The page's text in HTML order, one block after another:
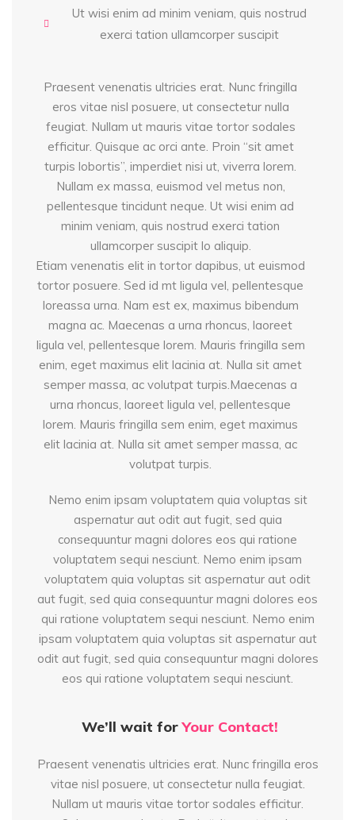
Ut wisi enim ad minim veniam, quis nostrud
exerci tation ullamcorper suscipit
Praesent venenatis ultricies erat. Nunc fringilla
eros vitae nisl posuere, ut consectetur nulla
feugiat. Nullam ut mauris vitae tortor sodales
efficitur. Quisque ac orci ante. Proin “sit amet
turpis lobortis”, imperdiet nisi ut, viverra lorem.
Nullam ex massa, euismod vel metus non,
pellentesque tincidunt neque. Ut wisi enim ad
minim veniam, quis nostrud exerci tation
ullamcorper suscipit lo aliquip.
Etiam venenatis elit in tortor dapibus, ut euismod
tortor posuere. Sed id mt ligula vel, pellentesque
loreassa urna. Nam est ex, maximus bibendum
magna ac. Maecenas a urna rhoncus, laoreet
ligula vel, pellentesque lorem. Mauris fringilla sem
enim, eget maximus elit lacinia at. Nulla sit amet
semper massa, ac volutpat turpis.Maecenas a
urna rhoncus, laoreet ligula vel, pellentesque
lorem. Mauris fringilla sem enim, eget maximus
elit lacinia at. Nulla sit amet semper massa, ac
volutpat turpis.
Nemo enim ipsam voluptatem quia voluptas sit
aspernatur aut odit aut fugit, sed quia
consequuntur magni dolores eos qui ratione
voluptatem sequi nesciunt. Nemo enim ipsam
voluptatem quia voluptas sit aspernatur aut odit
aut fugit, sed quia consequuntur magni dolores eos
qui ratione voluptatem sequi nesciunt. Nemo enim
ipsam voluptatem quia voluptas sit aspernatur aut
odit aut fugit, sed quia consequuntur magni dolores
eos qui ratione voluptatem sequi nesciunt.
We’ll wait forYour Contact!
Praesent venenatis ultricies erat. Nunc fringilla eros
vitae nisl posuere, ut consectetur nulla feugiat.
Nullam ut mauris vitae tortor sodales efficitur.